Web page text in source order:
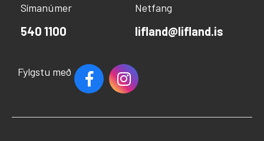
Símanúmer
540 1100
Netfang
lifland@lifland.is
Fylgstu með